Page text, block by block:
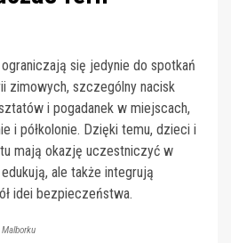
się jedynie do spotkań
zimowych, szczególny nacisk
i pogadanek w miejscach,
i półkolonie. Dzięki temu, dzieci i
mają okazję uczestniczyć w
ale także integrują
idei bezpieczeństwa.